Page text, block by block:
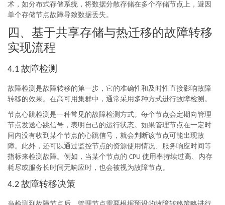
术，如分布式存储系统，将数据分散存储在多个存储节点上，避因
单个存储节点故障导致数据丢失。
四、基于共享存储与热迁移的故障转移
实现流程
4.1 故障检测
故障检测是故障转移的第一步，它的准确性和及时性直接影响故障
转移的效果。在高可用集群中，通常采用多种方式进行故障检测。
节点心跳检测是一种常见的故障检测方式。每个节点会定期向管理
节点发送心跳信号，表明自己的运行状态。如果管理节点在一定时
间内没有收到某个节点的心跳信号，就会判断该节点可能出现故
障。此外，还可以通过监控节点的资源使用情况、服务响应时间等
指标来检测故障。例如，当某个节点的 CPU 使用率持续过高、内存
耗尽或服务长时间无响应时，也会被视为故障节点。
4.2 故障转移决策